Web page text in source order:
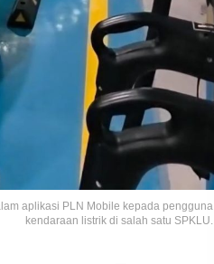
aplikasi PLN Mobile kepada pengguna
kendaraan listrik di salah satu SPKLU.